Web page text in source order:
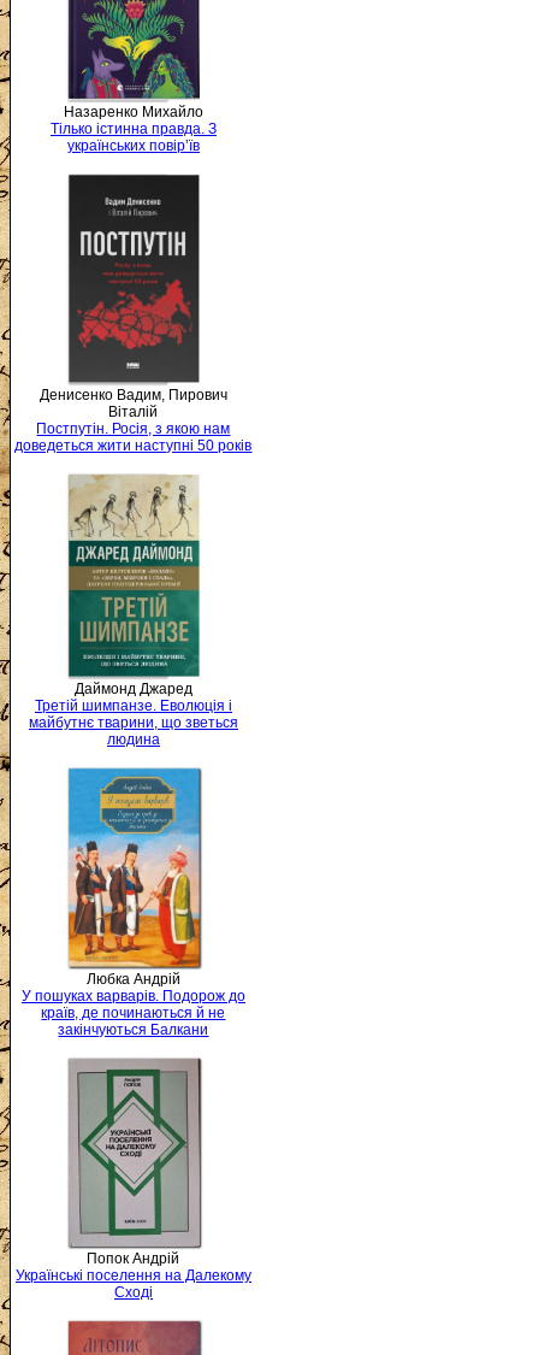
Назаренко Михайло
Тілько істинна правда. З
українських повір’їв
Денисенко Вадим, Пирович
Віталій
Постпутін. Росія, з якою нам
доведеться жити наступні 50 років
Даймонд Джаред
Третій шимпанзе. Еволюція і
майбутнє тварини, що зветься
людина
Любка Андрій
У пошуках варварів. Подорож до
країв, де починаються й не
закінчуються Балкани
Попок Андрій
Українські поселення на Далекому
Сході